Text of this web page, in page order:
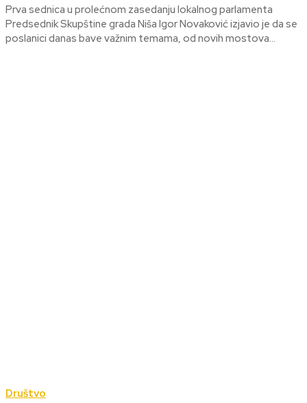
Prva sednica u prolećnom zasedanju lokalnog parlamenta
Predsednik Skupštine grada Niša Igor Novaković izjavio je da se
poslanici danas bave važnim temama, od novih mostova...
Društvo